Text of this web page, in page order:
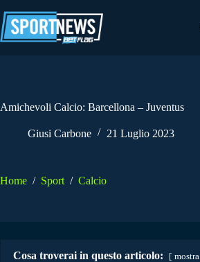
al
contenuto
Amichevoli Calcio: Barcellona – Juventus
Giusi Carbone 21 Luglio 2023
Home / Sport / Calcio
Cosa troverai in questo articolo: mostra